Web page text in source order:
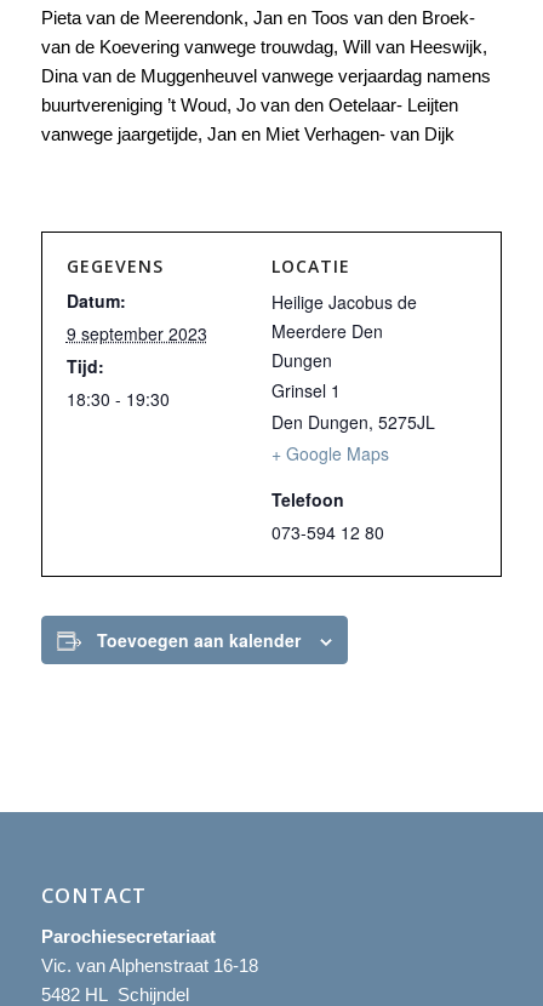
Pieta van de Meerendonk, Jan en Toos van den Broek-
van de Koevering vanwege trouwdag, Will van Heeswijk,
Dina van de Muggenheuvel vanwege verjaardag namens
buurtvereniging ’t Woud, Jo van den Oetelaar- Leijten
vanwege jaargetijde, Jan en Miet Verhagen- van Dijk
GEGEVENS
Datum:
9 september 2023
Tijd:
18:30 - 19:30
LOCATIE
Heilige Jacobus de
Meerdere Den
Dungen
Grinsel 1
Den Dungen, 5275JL
+ Google Maps
Telefoon
073-594 12 80
Toevoegen aan kalender
CONTACT
Parochiesecretariaat
Vic. van Alphenstraat 16-18
5482 HL Schijndel